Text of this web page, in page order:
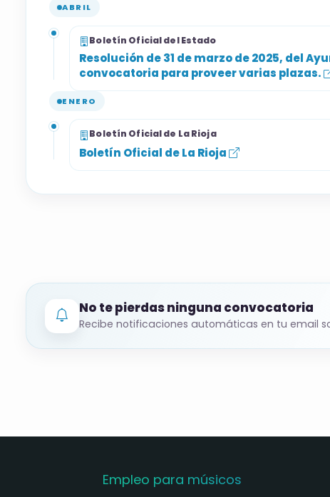
ABRIL
Boletín Oficial del Estado
Resolución de 31 de marzo de 2025, del
convocatoria para proveer varias plazas.
ENERO
Boletín Oficial de La Rioja
Boletín Oficial de La Rioja
No te pierdas ninguna convocatoria
Recibe notificaciones automáticas en tu email
Empleo para músicos